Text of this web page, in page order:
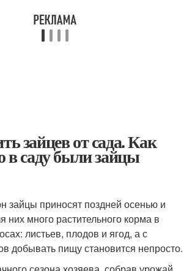
зайцев от сада. Как
в саду были зайцы
зайцы приносят поздней осенью и
них много растительного корма в
листьев, плодов и ягод, а с
добывать пищу становится непросто.